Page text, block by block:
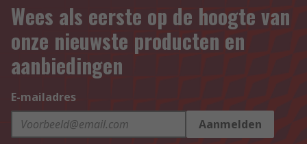
Wees als eerste op de hoogte van
onze nieuwste producten en
aanbiedingen
E-mailadres
Aanmelden